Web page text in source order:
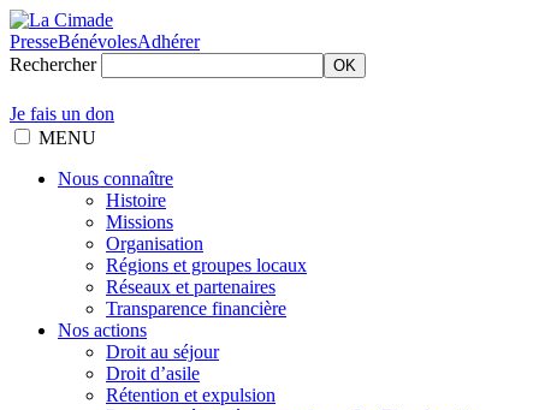
PresseBénévolesAdhérer
Rechercher
OK
Je fais un don
MENU
Nous connaître
Histoire
Missions
Organisation
Régions et groupes locaux
Réseaux et partenaires
Transparence financière
Nos actions
Droit au séjour
Droit d’asile
Rétention et expulsion